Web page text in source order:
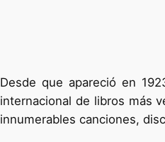
Desde que apareció en
internacional de libros más
innumerables canciones,